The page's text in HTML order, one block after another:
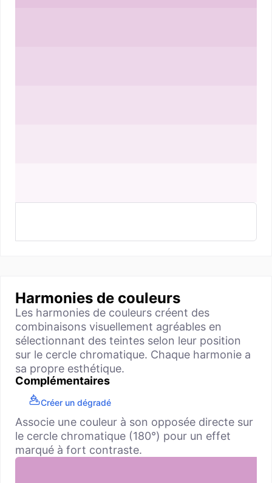
Harmonies de couleurs
Les harmonies de couleurs créent des
combinaisons visuellement agréables en
sélectionnant des teintes selon leur position
sur le cercle chromatique. Chaque harmonie a
sa propre esthétique.
Complémentaires
Créer un dégradé
Associe une couleur à son opposée directe sur
le cercle chromatique (180°) pour un effet
marqué à fort contraste.